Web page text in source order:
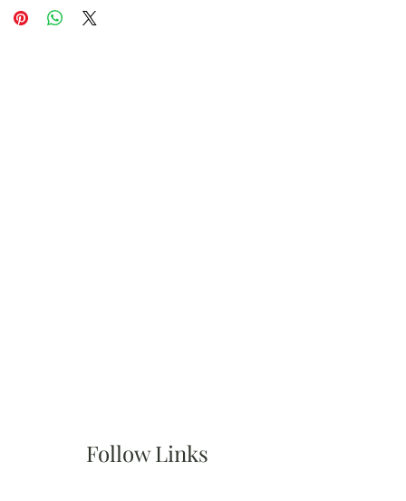
Follow Links